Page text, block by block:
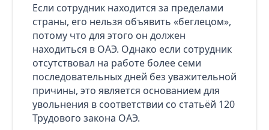
Если сотрудник находится за пределами
страны, его нельзя объявить «беглецом»,
потому что для этого он должен
находиться в ОАЭ. Однако если сотрудник
отсутствовал на работе более семи
последовательных дней без уважительной
причины, это является основанием для
увольнения в соответствии со статьёй 120
Трудового закона ОАЭ.